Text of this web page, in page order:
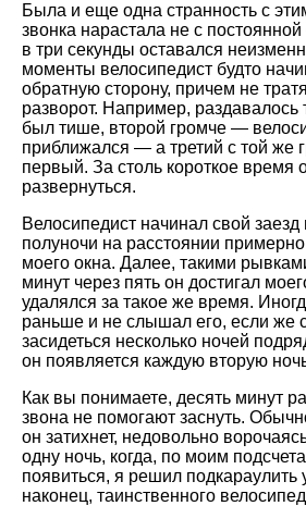
Была и еще одна странность с
звонка нарастала не с
в три секунды оставался
моменты велосипедист будто
обратную сторону, причем не
разворот. Например, раздавалось
был тише, второй громче —
приближался — а третий с той же
первый. За столь короткое время
развернуться.
Велосипедист начинал свой заезд
полуночи на расстоянии
моего окна. Далее, такими
минут через пять он достигал
удалялся за такое же время.
раньше и не слышал его, если же
засидеться несколько ночей
он появляется каждую вторую
Как вы понимаете, десять минут
звона не помогают заснуть.
он затихнет, недовольно
одну ночь, когда, по моим
появиться, я решил подкараулить
наконец, таинственного